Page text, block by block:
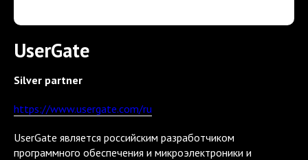
UserGate
Silver partner
https://www.usergate.com/ru
UserGate является российским разработчиком
программного обеспечения и микроэлектроники и